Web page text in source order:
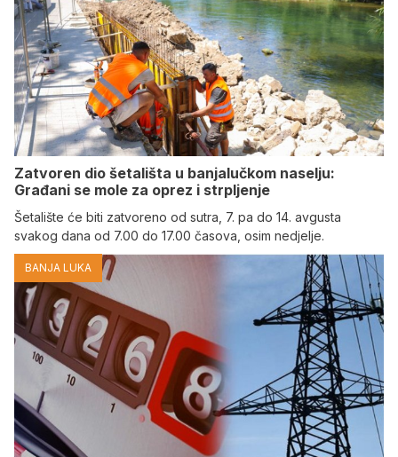
Zatvoren dio šetališta u banjalučkom naselju:
Građani se mole za oprez i strpljenje
Šetalište će biti zatvoreno od sutra, 7. pa do 14. avgusta
svakog dana od 7.00 do 17.00 časova, osim nedjelje.
BANJA LUKA